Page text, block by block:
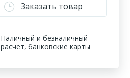
Заказать товар
Наличный и безналичный
расчет, банковские карты